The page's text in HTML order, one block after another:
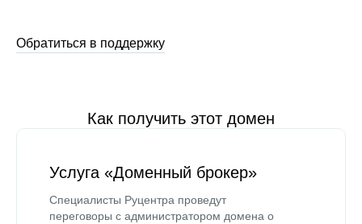
Обратиться в поддержку
Как получить этот домен
Услуга «Доменный брокер»
Специалисты Руцентра проведут
переговоры с администратором домена о